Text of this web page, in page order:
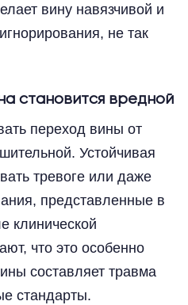
вину навязчивой и
не так
становится вредной
переход вины от
Устойчивая
тревоге или даже
представленные в
клинической
что это особенно
составляет травма
стандарты.